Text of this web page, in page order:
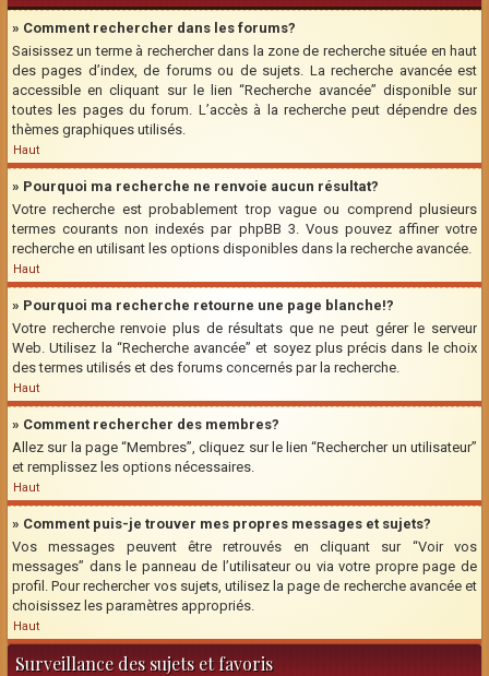
» Comment rechercher dans les forums?
Saisissez un terme à rechercher dans la zone de recherche située en haut
des pages d’index, de forums ou de sujets. La recherche avancée est
accessible en cliquant sur le lien “Recherche avancée” disponible sur
toutes les pages du forum. L’accès à la recherche peut dépendre des
thèmes graphiques utilisés.
Haut
» Pourquoi ma recherche ne renvoie aucun résultat?
Votre recherche est probablement trop vague ou comprend plusieurs
termes courants non indexés par phpBB 3. Vous pouvez affiner votre
recherche en utilisant les options disponibles dans la recherche avancée.
Haut
» Pourquoi ma recherche retourne une page blanche!?
Votre recherche renvoie plus de résultats que ne peut gérer le serveur
Web. Utilisez la “Recherche avancée” et soyez plus précis dans le choix
des termes utilisés et des forums concernés par la recherche.
Haut
» Comment rechercher des membres?
Allez sur la page “Membres”, cliquez sur le lien “Rechercher un utilisateur”
et remplissez les options nécessaires.
Haut
» Comment puis-je trouver mes propres messages et sujets?
Vos messages peuvent être retrouvés en cliquant sur “Voir vos
messages” dans le panneau de l’utilisateur ou via votre propre page de
profil. Pour rechercher vos sujets, utilisez la page de recherche avancée et
choisissez les paramètres appropriés.
Haut
Surveillance des sujets et favoris